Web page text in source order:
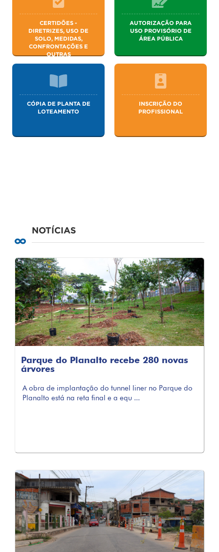
CERTIDÕES -
DIRETRIZES, USO DE
SOLO, MEDIDAS,
CONFRONTAÇÕES E
OUTRAS
AUTORIZAÇÃO PARA
USO PROVISÓRIO DE
ÁREA PÚBLICA
CÓPIA DE PLANTA DE
LOTEAMENTO
INSCRIÇÃO DO
PROFISSIONAL
NOTÍCIAS
Parque do Planalto recebe 280 novas
árvores
A obra de implantação do tunnel liner no Parque do
Planalto está na reta final e a equ ...